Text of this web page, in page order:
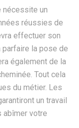
nécessite un
réussies de
effectuer son
parfaire la pose de
également de la
Tout cela
du métier. Les
un travail
abîmer votre